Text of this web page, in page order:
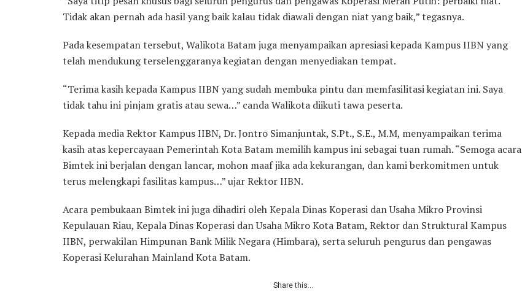
Tidak akan pernah ada hasil yang baik kalau tidak diawali dengan niat yang baik,” tegasnya.
Pada kesempatan tersebut, Walikota Batam juga menyampaikan apresiasi kepada Kampus IIBN yang
telah mendukung terselenggaranya kegiatan dengan menyediakan tempat.
“Terima kasih kepada Kampus IIBN yang sudah membuka pintu dan memfasilitasi kegiatan ini. Saya
tidak tahu ini pinjam gratis atau sewa…” canda Walikota diikuti tawa peserta.
Kepada media Rektor Kampus IIBN, Dr. Jontro Simanjuntak, S.Pt., S.E., M.M, menyampaikan terima
kasih atas kepercayaan Pemerintah Kota Batam memilih kampus ini sebagai tuan rumah. “Semoga acara
Bimtek ini berjalan dengan lancar, mohon maaf jika ada kekurangan, dan kami berkomitmen untuk
terus melengkapi fasilitas kampus…” ujar Rektor IIBN.
Acara pembukaan Bimtek ini juga dihadiri oleh Kepala Dinas Koperasi dan Usaha Mikro Provinsi
Kepulauan Riau, Kepala Dinas Koperasi dan Usaha Mikro Kota Batam, Rektor dan Struktural Kampus
IIBN, perwakilan Himpunan Bank Milik Negara (Himbara), serta seluruh pengurus dan pengawas
Koperasi Kelurahan Mainland Kota Batam.
Share this...